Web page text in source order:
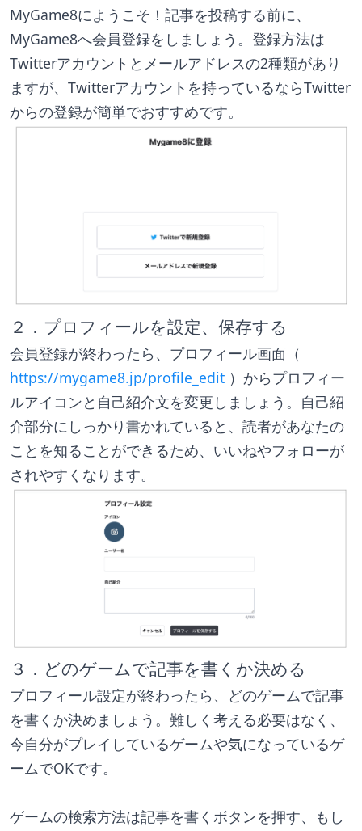
MyGame8にようこそ！記事を投稿する前に、
MyGame8へ会員登録をしましょう。登録方法は
Twitterアカウントとメールアドレスの2種類があり
ますが、Twitterアカウントを持っているならTwitter
からの登録が簡単でおすすめです。
２．プロフィールを設定、保存する
会員登録が終わったら、プロフィール画面（
https://mygame8.jp/profile_edit ）からプロフィー
ルアイコンと自己紹介文を変更しましょう。自己紹
介部分にしっかり書かれていると、読者があなたの
ことを知ることができるため、いいねやフォローが
されやすくなります。
３．どのゲームで記事を書くか決める
プロフィール設定が終わったら、どのゲームで記事
を書くか決めましょう。難しく考える必要はなく、
今自分がプレイしているゲームや気になっているゲ
ームでOKです。
ゲームの検索方法は記事を書くボタンを押す、もし